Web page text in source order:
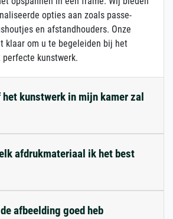
opties aan zoals passe-
en afstandhouders. Onze
klaar om u te begeleiden bij het
kunstwerk.
het kunstwerk in mijn kamer zal
afdrukmateriaal ik het best
afbeelding goed heb